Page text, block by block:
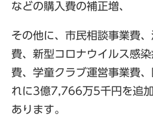
などの購入費の補正増、
その他に、市民相談事業費
費、新型コロナウイルス感
費、学童クラブ運営事業費
れに3億7,766万5千円を追
あります。